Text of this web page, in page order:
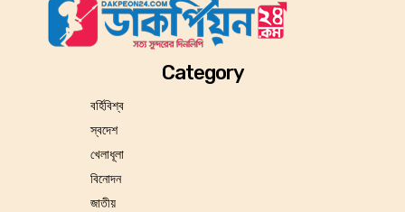
Category
বর্হিবিশ্ব
স্বদেশ
খেলাধূলা
বিনোদন
জাতীয়